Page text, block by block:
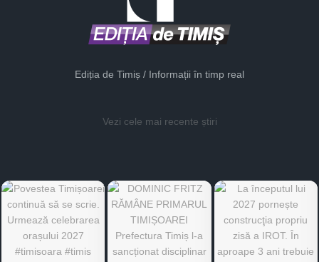
Ediția de Timiș / Informații în timp real
Vezi cele mai recente știri